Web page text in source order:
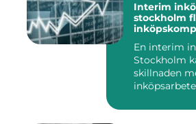
Interim
stockholm flexibel
En interim
Stockholm
skillnaden